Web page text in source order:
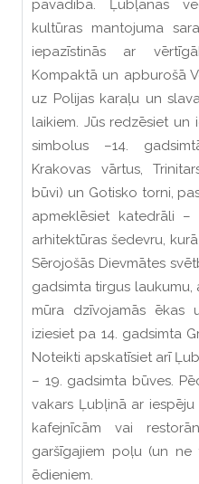
pavadībā. Ļubļanas
kultūras mantojuma
iepazīstinās ar
Kompaktā un apburošā
uz Polijas karaļu un
laikiem. Jūs redzēsiet un
simbolus –14.
Krakovas vārtus,
būvi) un Gotisko torni,
apmeklēsiet katedrāli
arhitektūras šedevru,
Sērojošās Dievmātes
gadsimta tirgus
mūra dzīvojamās ēkas
iziesiet pa 14. gadsimta
Noteikti apskatīsiet arī
– 19. gadsimta būves.
vakars Ļubļinā ar
kafejnīcām vai
garšīgajiem poļu (un ne
ēdieniem.